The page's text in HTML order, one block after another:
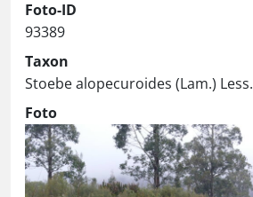
Foto-ID
93389
Taxon
Stoebe alopecuroides (Lam.) Less.
Foto